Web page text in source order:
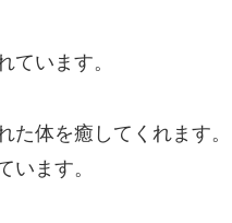
ています。
体を癒してくれます。
います。